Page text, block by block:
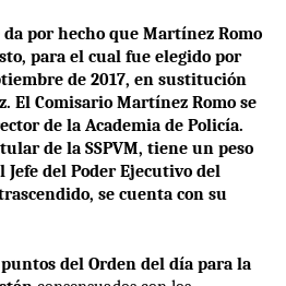
da por hecho que Martínez Romo
para el cual fue elegido por
de 2017, en sustitución
El Comisario Martínez Romo se
de la Academia de Policía.
de la SSPVM, tiene un peso
del Poder Ejecutivo del
se cuenta con su
puntos del Orden del día para la